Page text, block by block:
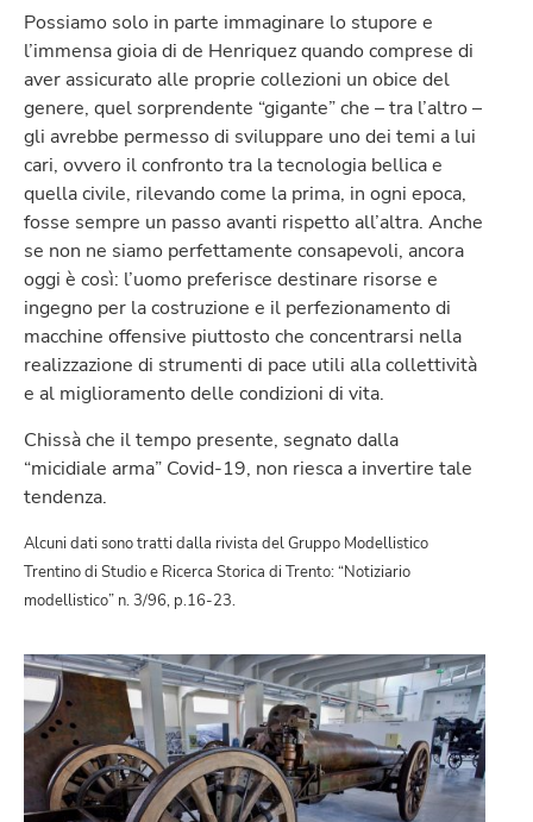
Possiamo solo in parte immaginare lo stupore e
l’immensa gioia di de Henriquez quando comprese di
aver assicurato alle proprie collezioni un obice del
genere, quel sorprendente “gigante” che – tra l’altro –
gli avrebbe permesso di sviluppare uno dei temi a lui
cari, ovvero il confronto tra la tecnologia bellica e
quella civile, rilevando come la prima, in ogni epoca,
fosse sempre un passo avanti rispetto all’altra. Anche
se non ne siamo perfettamente consapevoli, ancora
oggi è così: l’uomo preferisce destinare risorse e
ingegno per la costruzione e il perfezionamento di
macchine offensive piuttosto che concentrarsi nella
realizzazione di strumenti di pace utili alla collettività
e al miglioramento delle condizioni di vita.
Chissà che il tempo presente, segnato dalla
“micidiale arma” Covid-19, non riesca a invertire tale
tendenza.
Alcuni dati sono tratti dalla rivista del Gruppo Modellistico
Trentino di Studio e Ricerca Storica di Trento: “Notiziario
modellistico” n. 3/96, p.16-23.